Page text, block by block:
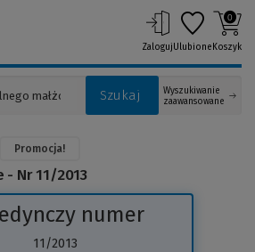
Szukaj
Wyszukiwanie
zaawansowane
ZalogujUlubione
0
Koszyk
Promocja!
- Nr 11/2013
numer
11/2013